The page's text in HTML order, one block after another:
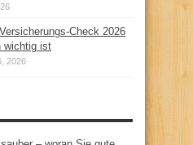
Check 2026
wichtig ist
2026